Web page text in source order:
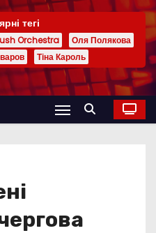
тегі
Orchestra
Оля Полякова
Тіна Кароль